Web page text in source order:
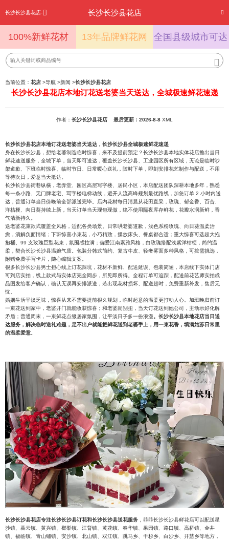
长沙长沙县花店- 长沙长沙县花店
100%新鲜花材 13年品牌鲜花网 全国县级城市可达
当前位置： 花店 >导航 >新闻 >长沙长沙县花店
长沙长沙县花店本地订花送老婆当天送达，全城极速鲜花速递
作者： 长沙长沙县花店 最后更新：2026-8-8 XML
长沙长沙县花店本地订花送老婆当天送达，长沙长沙县全城极速鲜花速递
身在长沙长沙县，想给老婆制造临时惊喜，来不及提前预定？长沙长沙县本地实体花店推出当日
鲜花速送服务，全城下单，当天即可送达，覆盖长沙长沙县、工业园区所有区域，无论是临时吵
架道歉、下班临时惊喜、临时节日、日常暖心送礼，随时下单，即刻安排花艺制作与配送，不用
等待次日，爱意当天抵达。
长沙长沙县街巷纵横，老弄堂、园区高层写字楼、居民小区，本店配送团队深耕本地多年，熟悉
每一条小路、无门牌老宅、写字楼电梯动线，避开人流高峰规划最优路线，加急订单 2 小时内送
达，普通订单当日傍晚前全部派送完毕。店内花材每日清晨从花田直采，玫瑰、郁金香、百合、
洋桔梗、向日葵持续上新，当天订单当天现包现做，绝不使用隔夜库存鲜花，花瓣水润新鲜，香
气清新持久。
送老婆花束款式覆盖全风格，适配各类场景。日常哄老婆道歉，浅色系粉玫瑰、向日葵温柔治
愈，消解负面情绪；下班惊喜小束花，小巧精致，摆放床头、餐桌都合适；重大惊喜可选超大抱
抱桶、99 支玫瑰巨型花束，氛围感拉满；偏爱江南素雅风格，白玫瑰搭配浅紫洋桔梗，简约温
柔，契合长沙长沙县温婉气质。包装分韩式简约、复古牛皮、轻奢雾面多种风格，可按需挑选，
附赠免费手写卡片，随心编辑文案。
很多长沙长沙县男士担心线上订花踩坑，花材不新鲜、配送延误、包装简陋，本店线下实体门店
可到店实拍，线上款式与实体店完全同步，所见即所得。全程订单可追踪，配送前花艺师实拍成
品图发给客户确认，确认无误再安排派送，若出现花材损坏、配送超时，免费重新补发，售后无
忧。
婚姻生活平淡乏味，惊喜从来不需要提前很久规划，临时起意的温柔更打动人心。加班晚归前订
一束花送到家中，老婆开门就能收获惊喜；和老婆闹别扭，当天订花送到她公司，主动示好化解
矛盾；普通周末，一束鲜花点缀居家氛围，让平淡日子多一份浪漫。长沙长沙县本地花店当日送
达服务，解决临时送礼难题，足不出户就能把鲜花送到老婆手上，用一束花香，填满姑苏日常里
的温柔爱意
长沙长沙县花店专注长沙长沙县订花和长沙长沙县送花服务 ，菲菲长沙长沙县鲜花店可以配送星
沙镇、暮云镇、黄兴镇、榔梨镇、江背镇、黄花镇、春华镇、果园镇、路口镇、高桥镇、金井
镇、福临镇、青山铺镇、安沙镇、北山镇、双江镇、跳马乡、干杉乡、白沙乡、开慧乡等地方，